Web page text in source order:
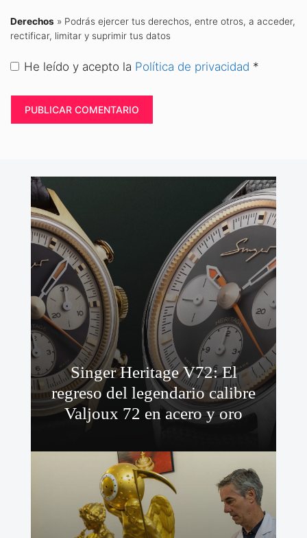
Derechos » Podrás ejercer tus derechos, entre otros, a acceder,
rectificar, limitar y suprimir tus datos
He leído y acepto la Política de privacidad *
Singer Heritage V72: El
regreso del legendario calibre
Valjoux 72 en acero y oro